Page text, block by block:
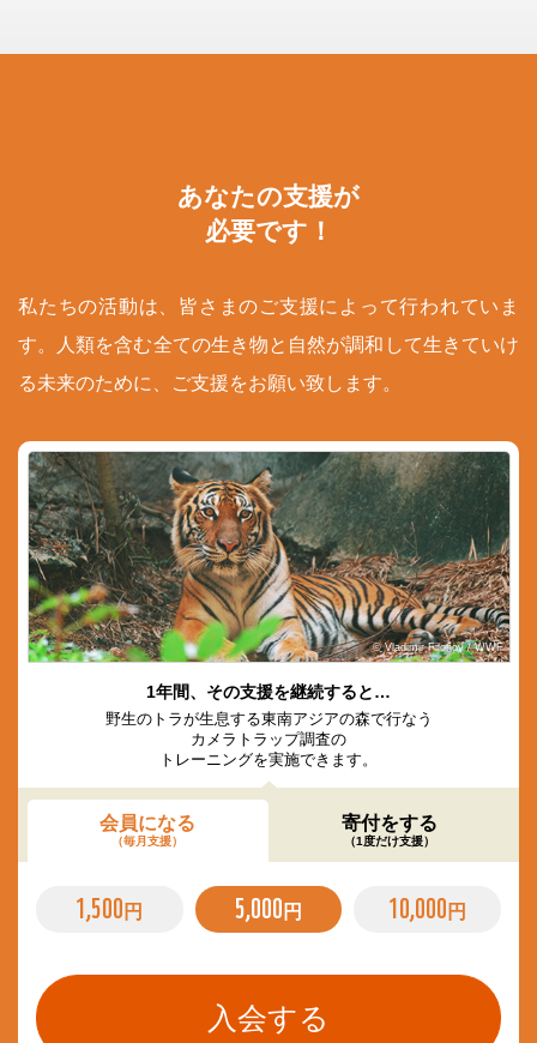
あなたの支援が
必要です！
私たちの活動は、皆さまのご支援によって行われていま
す。人類を含む全ての生き物と自然が調和して生きていけ
る未来のために、ご支援をお願い致します。
© Vladimir Filonov / WWF
1年間、その支援を継続すると…
野生のトラが生息する東南アジアの森で行なう
カメラトラップ調査の
トレーニングを実施できます。
会員になる
（毎月支援）
寄付をする
（1度だけ支援）
1,500 円 5,000 円 10,000 円